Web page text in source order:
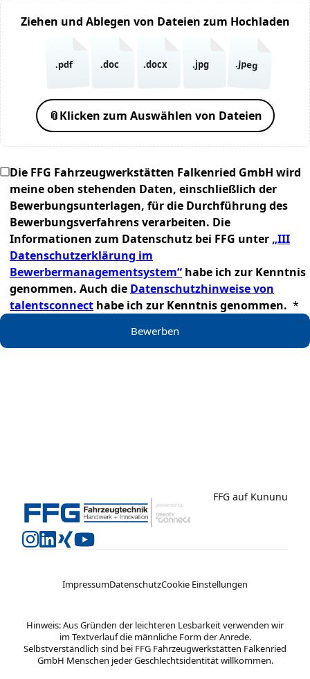
Ziehen und Ablegen von Dateien zum Hochladen
.pdf .doc .docx .jpg .jpeg
📎Klicken zum Auswählen von Dateien
Die FFG Fahrzeugwerkstätten Falkenried GmbH wird
meine oben stehenden Daten, einschließlich der
Bewerbungsunterlagen, für die Durchführung des
Bewerbungsverfahrens verarbeiten. Die
Informationen zum Datenschutz bei FFG unter „III
Datenschutzerklärung im
Bewerbermanagementsystem“ habe ich zur Kenntnis
genommen. Auch die Datenschutzhinweise von
talentsconnect habe ich zur Kenntnis genommen. *
Bewerben
FFG auf Kununu
ImpressumDatenschutzCookie Einstellungen
Hinweis: Aus Gründen der leichteren Lesbarkeit verwenden wir
im Textverlauf die männliche Form der Anrede.
Selbstverständlich sind bei FFG Fahrzeugwerkstätten Falkenried
GmbH Menschen jeder Geschlechtsidentität willkommen.